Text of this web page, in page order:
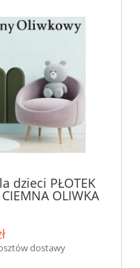
dzieci PŁOTEK
OLIWKA
dostawy